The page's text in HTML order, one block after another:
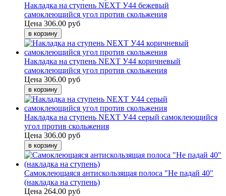
Накладка на ступень NEXT У44 бежевый
самоклеющийся угол против скольжения
Цена 306.00 руб
Накладка на ступень NEXT У44 коричневый
самоклеющийся угол против скольжения
Цена 306.00 руб
Накладка на ступень NEXT У44 серый самоклеющийся
угол против скольжения
Цена 306.00 руб
Самоклеющаяся антискользящая полоса "Не падай 40"
(накладка на ступень)
Цена 264.00 руб